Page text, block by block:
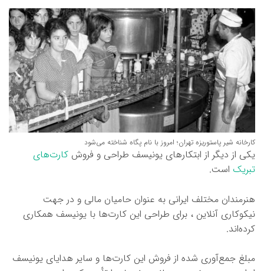
کارخانه شیر پاستوریزه تهران؛ امروز با نام پگاه شناخته می‌شود
یکی از دیگر از ابتکارهای یونیسف طراحی و فروش کارت‌های
تبریک است.
هنرمندان مختلف ایرانی به عنوان حامیان مالی و در جهت
نیکوکاری آنلاین ، برای طراحی این کارت‌ها با یونیسف همکاری
کرده‌اند.
مبلغ جمع‌آوری شده از فروش این کارت‌ها و سایر هدایای یونیسف